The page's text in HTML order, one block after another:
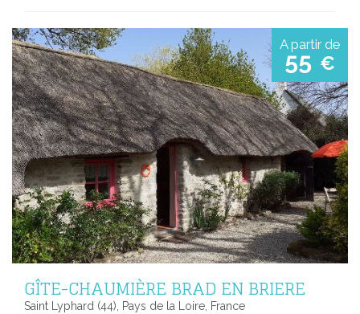
A partir de
55 €
GÎTE-CHAUMIÈRE BRAD EN BRIERE
Saint Lyphard (44), Pays de la Loire, France